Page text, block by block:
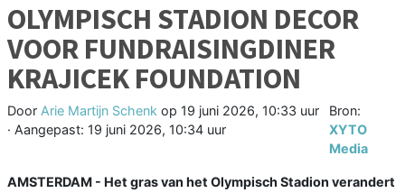
OLYMPISCH STADION DECOR
VOOR FUNDRAISINGDINER
KRAJICEK FOUNDATION
Door Arie Martijn Schenk op 19 juni 2026, 10:33 uur
· Aangepast: 19 juni 2026, 10:34 uur
Bron:
XYTO
Media
AMSTERDAM - Het gras van het Olympisch Stadion verandert